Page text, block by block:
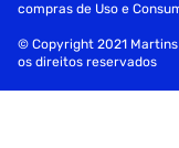
compras de Uso e
© Copyright 2021
os direitos reservados